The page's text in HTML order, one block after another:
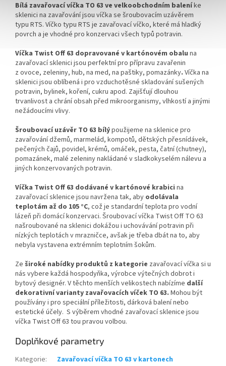
Bílá zavařovací víčka TO 63 ve velkoobchodním baleníke
sklenici na zavařování jsou víčka se šroubovacím uzávěrem
typu RTS. Víčko typu RTS je zavařovací víčko, které má hladký
povrch a je vhodné pro konzervaci všech typů potravin.
Víčka Twist Off 63 dopravované v kartónovém obalu na
zavařovací sklenici jsou perfektní pro přípravu zavařenin
z ovoce, zeleniny, hub, na med, na paštiky, pomazánky. Víčka na
sklenici jsou oblíbená i pro vzduchotěsné skladování sušených
potravin, bylinek, koření, cukru apod. Zajišťují dlouhou
trvanlivost a chrání obsah před mikroorganismy, vlhkostí a jinými
nežádoucími vlivy.
Šroubovací uzávěr TO 63 bílýpoužijeme na sklenice pro
zavařování džemů, marmelád, kompotů, dětských přesnídávek,
pečených čajů, povidel, krémů, omáček, pesta, čatní (chutney),
pomazánek, malé zeleniny nakládané v sladkokyselém nálevu a
jiných konzervovaných potravin.
Víčka Twist Off 63 dodávané v kartónové krabici na
zavařovací sklenice jsou navržena tak, aby odolávala
teplotám až do 105 °C, což je standardní teplota pro vodní
lázeň při domácí konzervaci. Šroubovací víčka Twist Off TO 63
našroubované na sklenici dokážou i uchovávání potravin při
nízkých teplotách vmrazničce, avšak je třeba dbát na to, aby
nebyla vystavena extrémním teplotním šokům.
Ze široké nabídky produktů z kategorie zavařovací víčka si u
nás vybere každá hospodyňka, výrobce výtečných dobrot i
bytový designér. V těchto menších velikostech nabízíme další
dekorativní varianty zavařovacích víček TO 63. Mohou být
používány i pro speciální příležitosti, dárková balení nebo
estetické účely. S výběrem vhodné zavařovací sklenice jsou
víčka Twist Off 63 tou pravou volbou.
Doplňkové parametry
Kategorie:
Zavařovací víčka TO 63 v kartonech